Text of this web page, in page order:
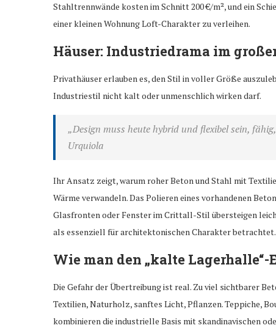
Stahltrennwände kosten im Schnitt 200 €/m², und ein
einer kleinen Wohnung Loft-Charakter zu verleihen.
Häuser: Industriedrama im
Privathäuser erlauben es, den Stil in voller Größe
Industriestil nicht kalt oder unmenschlich wirken darf.
„Design muss heute hybrid und flexibel sein,
Urquiola
Ihr Ansatz zeigt, warum roher Beton und Stahl mit
Wärme verwandeln. Das Polieren eines vorhandenen
Glasfronten oder Fenster im Crittall-Stil übersteigen
als essenziell für architektonischen Charakter betrachtet.
Wie man den „kalte
Die Gefahr der Übertreibung ist real. Zu viel sichtbarer
Textilien, Naturholz, sanftes Licht, Pflanzen. Teppiche,
kombinieren die industrielle Basis mit skandinavischen